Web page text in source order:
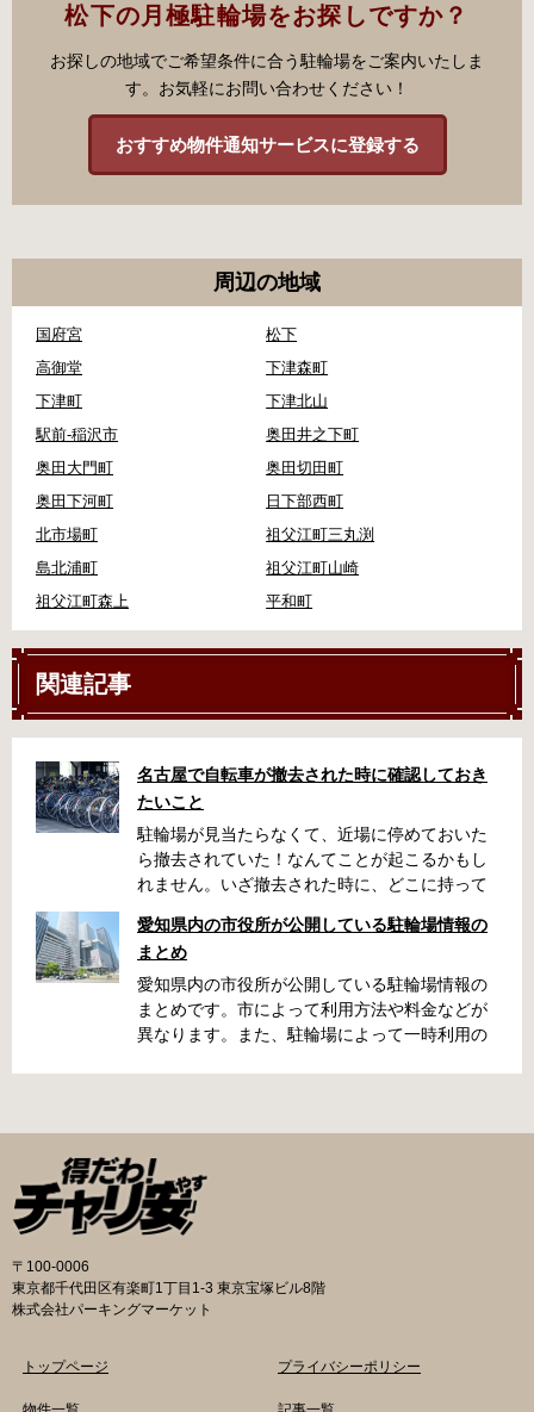
松下の月極駐輪場をお探しですか？
お探しの地域でご希望条件に合う駐輪場をご案内いたしま
す。お気軽にお問い合わせください！
おすすめ物件通知サービスに登録する
周辺の地域
国府宮
松下
高御堂
下津森町
下津町
下津北山
駅前-稲沢市
奥田井之下町
奥田大門町
奥田切田町
奥田下河町
日下部西町
北市場町
祖父江町三丸渕
島北浦町
祖父江町山崎
祖父江町森上
平和町
関連記事
名古屋で自転車が撤去された時に確認しておき
たいこと
駐輪場が見当たらなくて、近場に停めておいた
ら撤去されていた！なんてことが起こるかもし
れません。いざ撤去された時に、どこに持って
名古屋周辺で自転車が撤去された時に知ってお
くと便利な情報をまとめました。 一宮市で撤去
された場合 一宮市役所 一宮駅・自転車一時保管
所 住所 一宮市栄4丁目6-11 電話 0586-71-7100
最寄駅 JR東海道本線尾張一宮駅より 徒歩4分 返
千種区吹上1丁目(若宮大通内) 電話 052-731-
8544 最寄駅 市バス「千早」下車、花田公園北
名古屋高速高架下より 徒歩2分 返還の際に必要
な書類 返還料 3,500円 自転車の鍵 身分証明証
印鑑 名古屋市HPはこちら 豊田市で撤去された
市朝日ケ丘6丁目74 電話 0565-34-5200 最寄駅
愛知環状鉄道線新上挙母駅より 徒歩15分 返還
放置自転車等引取通知書（郵送されている場
愛知県内の市役所が公開している駐輪場情報の
まとめ
愛知県内の市役所が公開している駐輪場情報の
まとめです。市によって利用方法や料金などが
異なります。また、駐輪場によって一時利用の
の自転車駐輪場 利用方法 利用登録申請書の提出
詳しくは直接管理事務所へお尋ねください。 利
用料金 登録手数料 不要です。 定期利用料金 一
般：2,500円／月 大学生等：1,700円／月 高校
生以下：1,500円／月 一部の方は全額免除とな
障害者手帳をお持ちの方…等） 詳しくは、市役
所にお問い合わせください。 一時利用料金 1日
はこちら 一宮市の自転車駐輪場 利用方法 利用
〒100-0006
東京都千代田区有楽町1丁目1-3 東京宝塚ビル8階
株式会社パーキングマーケット
トップページ プライバシーポリシー